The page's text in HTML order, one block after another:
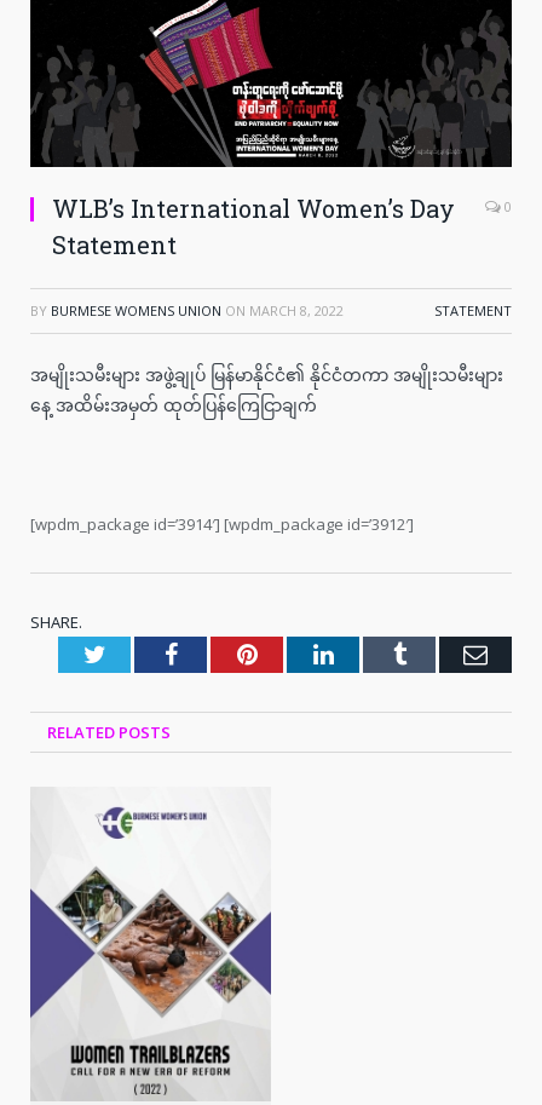
WLB’s International Women’s Day
Statement
0
BY BURMESE WOMENS UNION ON MARCH 8, 2022 STATEMENT
အမျိုးသမီးများ အဖွဲ့ချုပ် မြန်မာနိုင်ငံ၏ နိုင်ငံတကာ အမျိုးသမီးများ
နေ့ အထိမ်းအမှတ် ထုတ်ပြန်ကြေငြာချက်
[wpdm_package id=’3914′] [wpdm_package id=’3912′]
SHARE.
TwitterFacebookPinterestLinkedInTumblr
RELATED POSTS